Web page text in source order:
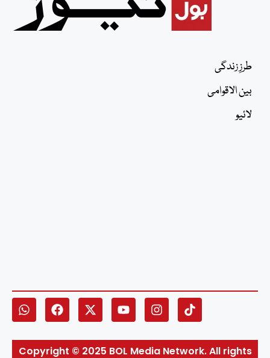
طرزِ زندگی
بین الاقوامی
لائیو
Copyright © 2025 BOL Media Network. All rights